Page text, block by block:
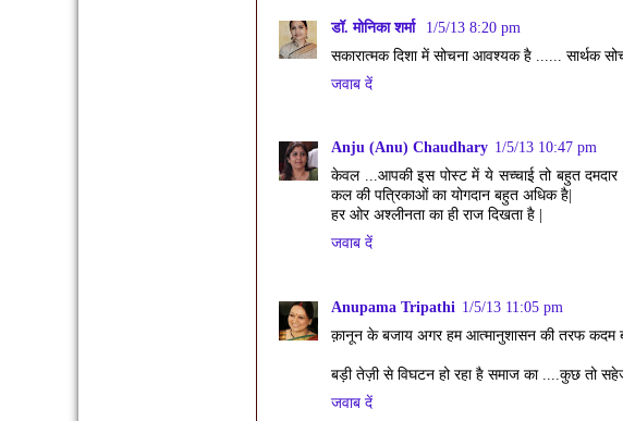
डॉ. मोनिका शर्मा
1/5/13 8:20 pm
सकारात्मक दिशा में सोचना आवश्यक है ...... सार्थक
जवाब दें
Anju (Anu) Chaudhary 1/5/13 10:47 pm
केवल ...आपकी इस पोस्ट में ये सच्चाई तो बहुत दमदार
कल की पत्रिकाओं का योगदान बहुत अधिक है|
हर ओर अश्लीनता का ही राज दिखता है |
जवाब दें
Anupama Tripathi 1/5/13 11:05 pm
क़ानून के बजाय अगर हम आत्मानुशासन की तरफ कदम
बड़ी तेज़ी से विघटन हो रहा है समाज का ....कुछ तो
जवाब दें